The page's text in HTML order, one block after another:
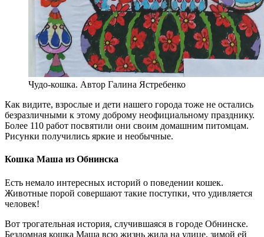
Чудо-кошка. Автор Галина Ястребенко
Как видите, взрослые и дети нашего города тоже не остались
безразличными к этому доброму неофициальному празднику.
Более 110 работ посвятили они своим домашним питомцам.
Рисунки получились яркие и необычные.
Кошка Маша из Обнинска
Есть немало интересных историй о поведении кошек.
Животные порой совершают такие поступки, что удивляется
человек!
Вот трогательная история, случившаяся в городе Обнинске.
Бездомная кошка Маша всю жизнь жила на улице, зимой ей